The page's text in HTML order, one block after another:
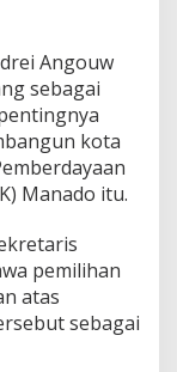
Angouw
sebagai
kota
Manado itu.
pemilihan
atas
sebagai